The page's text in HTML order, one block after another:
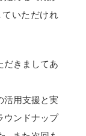
ていただけれ
だきましてあ
活用支援と実
ウンドナップ